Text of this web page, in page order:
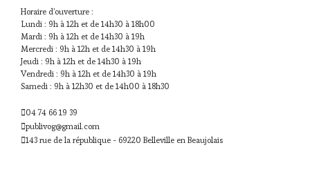
Horaire d'ouverture :
Lundi : 9h à 12h et de 14h30 à 18h00
Mardi : 9h à 12h et de 14h30 à 19h
Mercredi : 9h à 12h et de 14h30 à 19h
Jeudi : 9h à 12h et de 14h30 à 19h
Vendredi : 9h à 12h et de 14h30 à 19h
Samedi : 9h à 12h30 et de 14h00 à 18h30
04 74 66 19 39
publivog@gmail.com
143 rue de la république - 69220 Belleville en Beaujolais